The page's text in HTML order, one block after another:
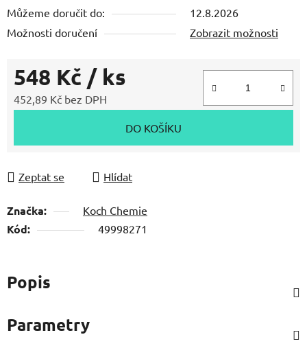
Můžeme doručit do:
12.8.2026
Možnosti doručení
Zobrazit možnosti
548 Kč / ks
452,89 Kč bez DPH
DO KOŠÍKU
Zeptat se Hlídat
Značka: Koch Chemie
Kód: 49998271
Popis
Parametry